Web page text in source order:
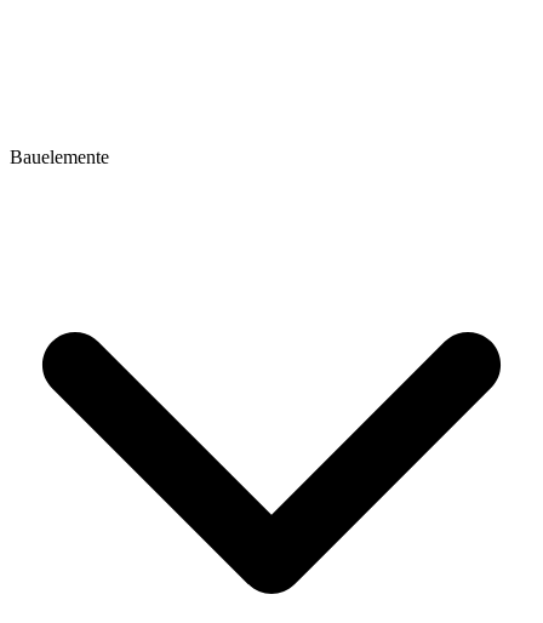
Bauelemente